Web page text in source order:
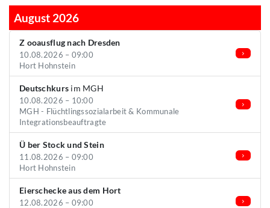
August 2026
Z ooausflug nach Dresden
10.08.2026 – 09:00
Hort Hohnstein
Deutschkurs im MGH
10.08.2026 – 10:00
MGH - Flüchtlingssozialarbeit & Kommunale
Integrationsbeauftragte
Ü ber Stock und Stein
11.08.2026 – 09:00
Hort Hohnstein
Eierschecke aus dem Hort
12.08.2026 – 09:00